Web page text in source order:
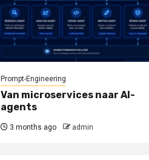
Prompt-Engineering
Van microservices naar AI-
agents
3 months ago admin